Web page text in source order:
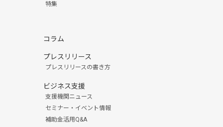
特集
コラム
プレスリリース
プレスリリースの書き方
ビジネス支援
支援機関ニュース
セミナー・イベント情報
補助金活用Q&A